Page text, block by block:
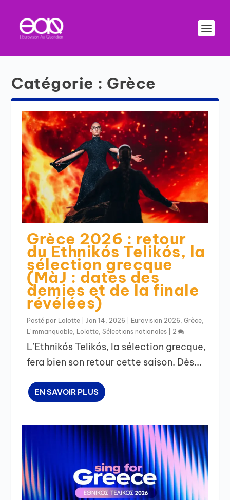
Catégorie : Grèce
Grèce 2026 : retour
du Ethnikós Telikós, la
sélection grecque
(MàJ : dates des
demies et de la finale
révélées)
Posté par Lolotte Jan 14, 2026 Eurovision 2026 ,Grèce
L'immanquable
Lolotte ,Sélections nationales 2
L’Ethnikós Telikós, la sélection grecque,
fera bien son retour cette saison. Dès...
EN SAVOIR PLUS